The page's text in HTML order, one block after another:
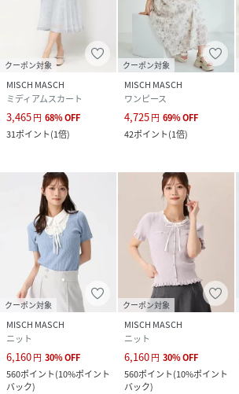
クーポン対象
MISCH MASCH
ミディアムスカート
3,465円 68%OFF
31ポイント(1倍)
クーポン対象
MISCH MASCH
ワンピース
4,725円 69%OFF
42ポイント(1倍)
クーポン対象
MISCH MASCH
ニット
6,160円 30%OFF
560ポイント(10%ポイント
バック)
クーポン対象
MISCH MASCH
ニット
6,160円 30%OFF
560ポイント(10%ポイント
バック)